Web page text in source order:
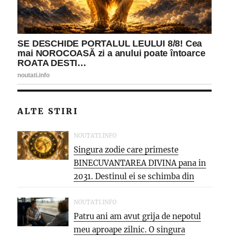
ALTE STIRI
NOUTATI.INFO
Singura zodie care primeste
BINECUVANTAREA DIVINA pana in
2031. Destinul ei se schimba din
temelii,...
NOUTATI.INFO
Patru ani am avut grija de nepotul
meu aproape zilnic. O singura